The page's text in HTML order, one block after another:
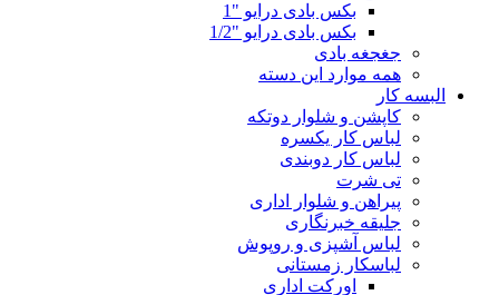
بکس بادی درایو "1
بکس بادی درایو "1/2
جغجغه بادی
همه موارد این دسته
البسه کار
کاپشن و شلوار دوتکه
لباس کار یکسره
لباس کار دوبندی
تی شرت
پیراهن و شلوار اداری
جلیقه خبرنگاری
لباس آشپزی و روپوش
لباسکار زمستانی
اورکت اداری